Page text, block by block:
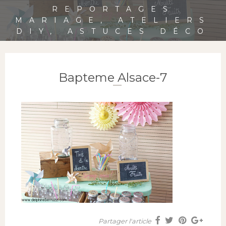
REPORTAGES
MARIAGE, ATELIERS
DIY, ASTUCES DÉCO
Bapteme Alsace-7
Partager l'article